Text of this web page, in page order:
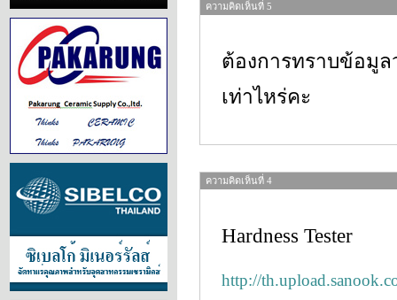
ความคิดเห็นที่ 5
ต้องการทราบข้อมู
เท่าไหร่คะ
ความคิดเห็นที่ 4
Hardness Tester
http://